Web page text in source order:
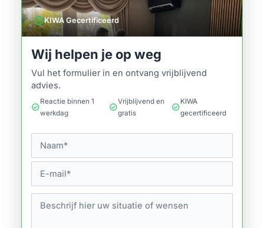
verifiedKIWA Gecertificeerd
Wij helpen je op weg
Vul het formulier in en ontvang vrijblijvend
advies.
check_circle
Reactie binnen 1
werkdag
check_circle
Vrijblijvend en
gratis
check_circle
KIWA
gecertificeerd